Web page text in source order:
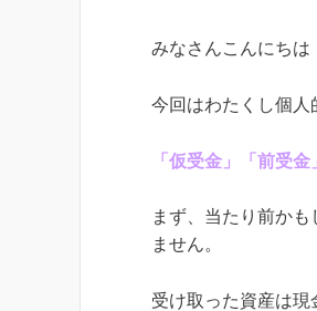
みなさんこんにちは
今回はわたくし個人
「仮受金」「前受金
まず、当たり前か
ません。
受け取った資産は現